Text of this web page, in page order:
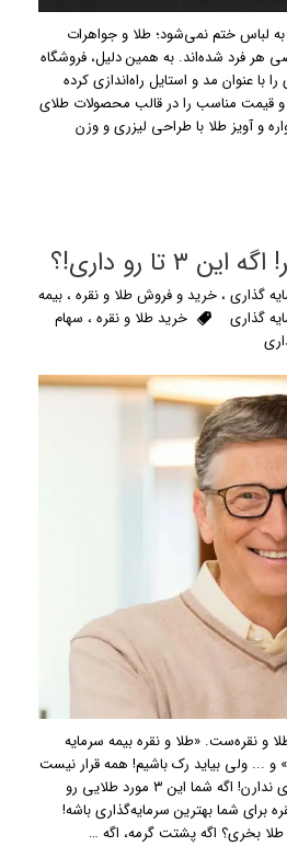
به لباس ختم نمی‌شود؛ طلا و جواهرات
فرد شده‌اند. به همین دلیل، فروشگاه
عنوان مد و استایل راه‌اندازی کرده
و قیمت مناسب را در قالب محصولات طلای
و آویز طلا با طراحی لیزری و وزن
تا رو داری!؟
گذاری، خرید و فروش طلا و نقره، بیمه
گذاری خرید طلا و نقره، سهام
و نقره‌ست. «طلا و نقره بیمه سرمایه
... ولی بیاید رک باشیم! همه قرار نیست
طلا و نقره بخرن. بعضیا اصلاً نیازی ندارن! اگه شما این ۳ مورد طلایی رو
برای شما بهترین سرمایه‌گذاری باشه!